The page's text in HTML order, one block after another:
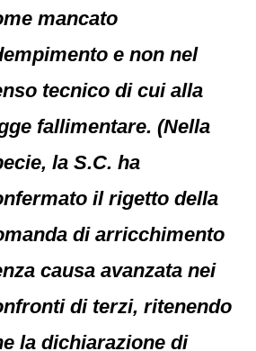
mancato
e non nel
tecnico di cui alla
fallimentare. (Nella
la S.C. ha
il rigetto della
di arricchimento
causa avanzata nei
di terzi, ritenendo
la dichiarazione di